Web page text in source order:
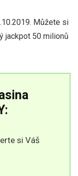
Můžete si
jackpot 50 milionů
si Váš